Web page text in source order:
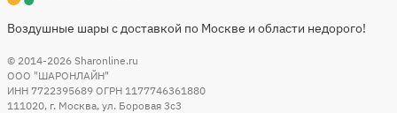
Воздушные шары с доставкой по Москве и области недорого!
© 2014-2026 Sharonline.ru
ООО "ШАРОНЛАЙН"
ИНН 7722395689 ОГРН 1177746361880
111020, г. Москва, ул. Боровая 3c3